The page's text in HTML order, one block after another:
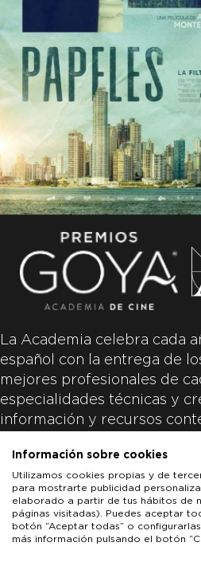
La Academia celebra cada
español con la entrega de
mejores profesionales de
especialidades técnicas y
información y recursos
productoras de las
única y exclusiva de las
Información sobre cookies
Utilizamos cookies propias y de
para mostrarte publicidad
elaborado a partir de tus hábitos de
páginas visitadas). Puedes aceptar
botón “Aceptar todas” o
más información pulsando el botón